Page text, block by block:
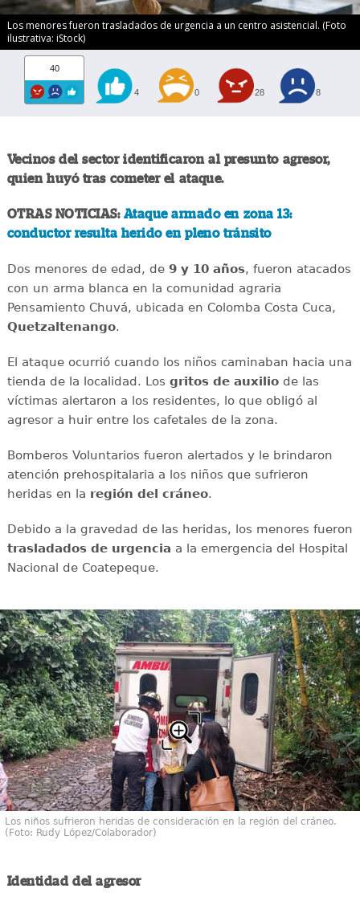
Los menores fueron trasladados de urgencia a un centro asistencial. (Foto
ilustrativa: iStock)
40
4 0 28 8
Vecinos del sector identificaron al presunto agresor,
quien huyó tras cometer el ataque.
OTRAS NOTICIAS:Ataque armado en zona 13:
conductor resulta herido en pleno tránsito
Dos menores de edad, de 9 y 10 años, fueron atacados
con un arma blanca en la comunidad agraria
Pensamiento Chuvá, ubicada en Colomba Costa Cuca,
Quetzaltenango.
El ataque ocurrió cuando los niños caminaban hacia una
tienda de la localidad. Los gritos de auxiliode las
víctimas alertaron a los residentes, lo que obligó al
agresor a huir entre los cafetales de la zona.
Bomberos Voluntarios fueron alertados y le brindaron
atención prehospitalaria a los niños que sufrieron
heridas en la región del cráneo.
Debido a la gravedad de las heridas, los menores fueron
trasladados de urgencia a la emergencia del Hospital
Nacional de Coatepeque.
Los niños sufrieron heridas de consideración en la región del cráneo.
(Foto: Rudy López/Colaborador)
Identidad del agresor